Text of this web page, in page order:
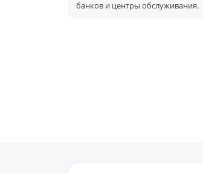
банков и центры обслуживания.